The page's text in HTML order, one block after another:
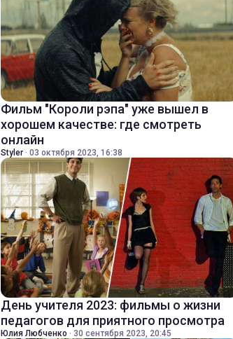
Фильм "Короли рэпа" уже вышел в
хорошем качестве: где смотреть
онлайн
Styler · 03 октября 2023, 16:38
День учителя 2023: фильмы о жизни
педагогов для приятного просмотра
Юлия Любченко · 30 сентября 2023, 20:45